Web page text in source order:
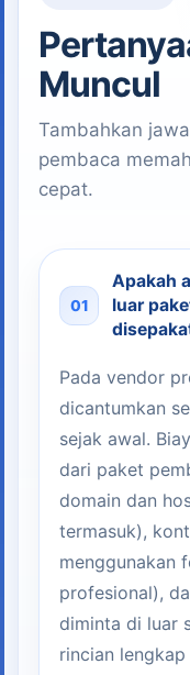
Muncul
Tambahkan
pembaca
cepat.
01
Apakah
luar
Pada vendor
dicantumkan
sejak awal.
dari paket
domain dan
termasuk),
menggunakan
profesional),
diminta di luar
rincian